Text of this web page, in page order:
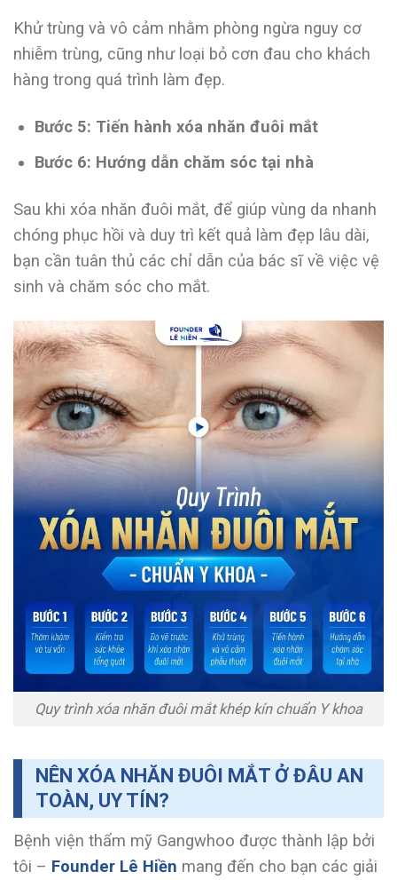
Khử trùng và vô cảm nhằm phòng ngừa nguy cơ
nhiễm trùng, cũng như loại bỏ cơn đau cho khách
hàng trong quá trình làm đẹp.
Bước 5: Tiến hành xóa nhăn đuôi mắt
Bước 6: Hướng dẫn chăm sóc tại nhà
Sau khi xóa nhăn đuôi mắt, để giúp vùng da nhanh
chóng phục hồi và duy trì kết quả làm đẹp lâu dài,
bạn cần tuân thủ các chỉ dẫn của bác sĩ về việc vệ
sinh và chăm sóc cho mắt.
Quy trình xóa nhăn đuôi mắt khép kín chuẩn Y khoa
NÊN XÓA NHĂN ĐUÔI MẮT Ở ĐÂU AN
TOÀN, UY TÍN?
Bệnh viện thẩm mỹ Gangwhoo được thành lập bởi
tôi – Founder Lê Hiền mang đến cho bạn các giải